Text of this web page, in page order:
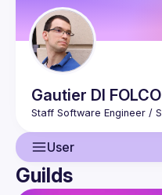
Gautier DI FOLCO
User
User
Guilds